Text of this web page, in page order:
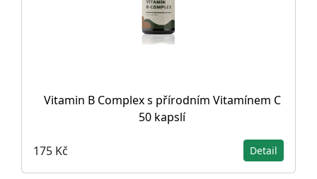
Vitamin B Complex s přírodním Vitamínem C
50 kapslí
175 Kč Detail